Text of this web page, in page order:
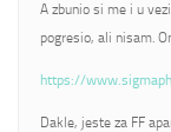
A zbunio si me i u
pogresio, ali nisam.
https://
Dakle, jeste za FF